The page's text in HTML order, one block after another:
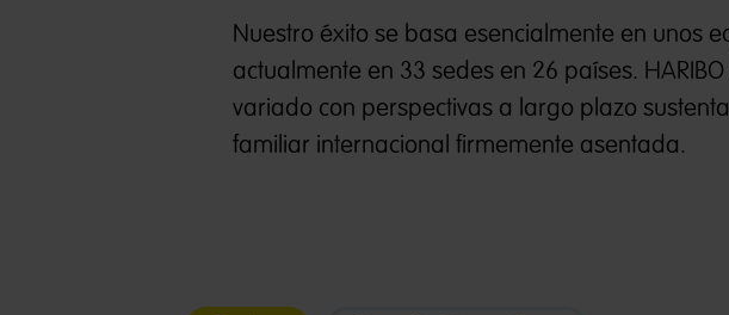
Nuestro éxito se basa esencialmente en unos
actualmente en 33 sedes en 26 países.
variado con perspectivas a largo plazo
familiar internacional firmemente asentada.